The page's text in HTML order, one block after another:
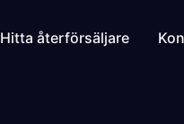
Hitta återförsäljare